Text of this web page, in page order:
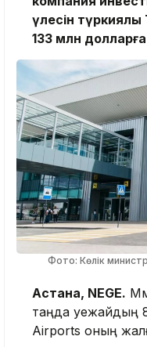
үлесін
133 млн
Фото: Көлік
Астана, NEGE.
таңда әуежайдың
Airports оның